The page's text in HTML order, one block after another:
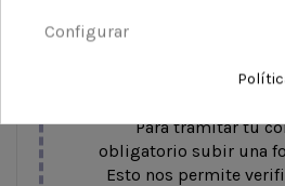
Para tramitar tu
obligatorio subir una
Esto nos permite
Configurar